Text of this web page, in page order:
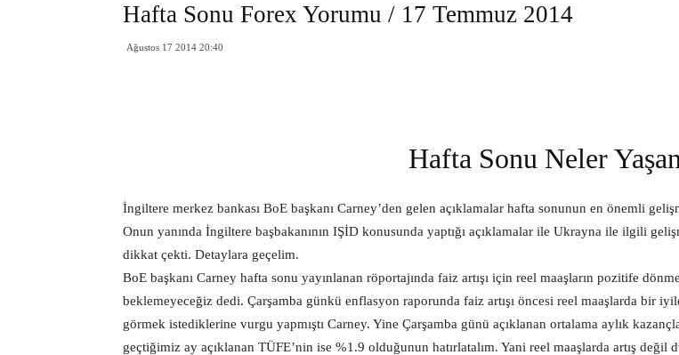
Hafta Sonu Forex Yorumu / 17 Temmuz 2014
Ağustos 17 2014 20:40
Hafta Sonu Neler
İngiltere merkez bankası BoE başkanı Carney’den gelen açıklamalar hafta sonunun en önemli
Onun yanında İngiltere başbakanının IŞİD konusunda yaptığı açıklamalar ile Ukrayna ile ilgili
dikkat çekti. Detaylara geçelim.
BoE başkanı Carney hafta sonu yayınlanan röportajında faiz artışı için reel maaşların pozitife
beklemeyeceğiz dedi. Çarşamba günkü enflasyon raporunda faiz artışı öncesi reel maaşlarda bir
görmek istediklerine vurgu yapmıştı Carney. Yine Çarşamba günü açıklanan ortalama aylık
geçtiğimiz ay açıklanan TÜFE’nin ise %1.9 olduğunun hatırlatalım. Yani reel maaşlarda artış değil